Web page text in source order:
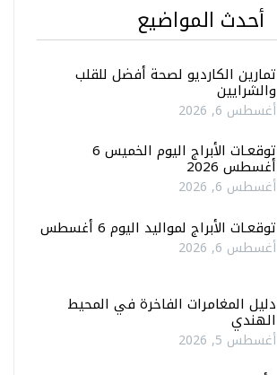
أحدث المواضيع
تمارين الكارديو لصحة أفضل للقلب
والشرايين
أغسطس 6, 2026
توقعـات الأبراج اليوم الخميس 6
أغسطس 2026
أغسطس 6, 2026
توقعـات الأبراج لمواليد اليوم 6 أغسطس
أغسطس 6, 2026
دليل المغامرات الفاخرة في المحيط
الهندي
أغسطس 5, 2026